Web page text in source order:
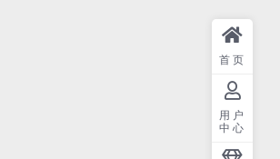
首页
用户
中心